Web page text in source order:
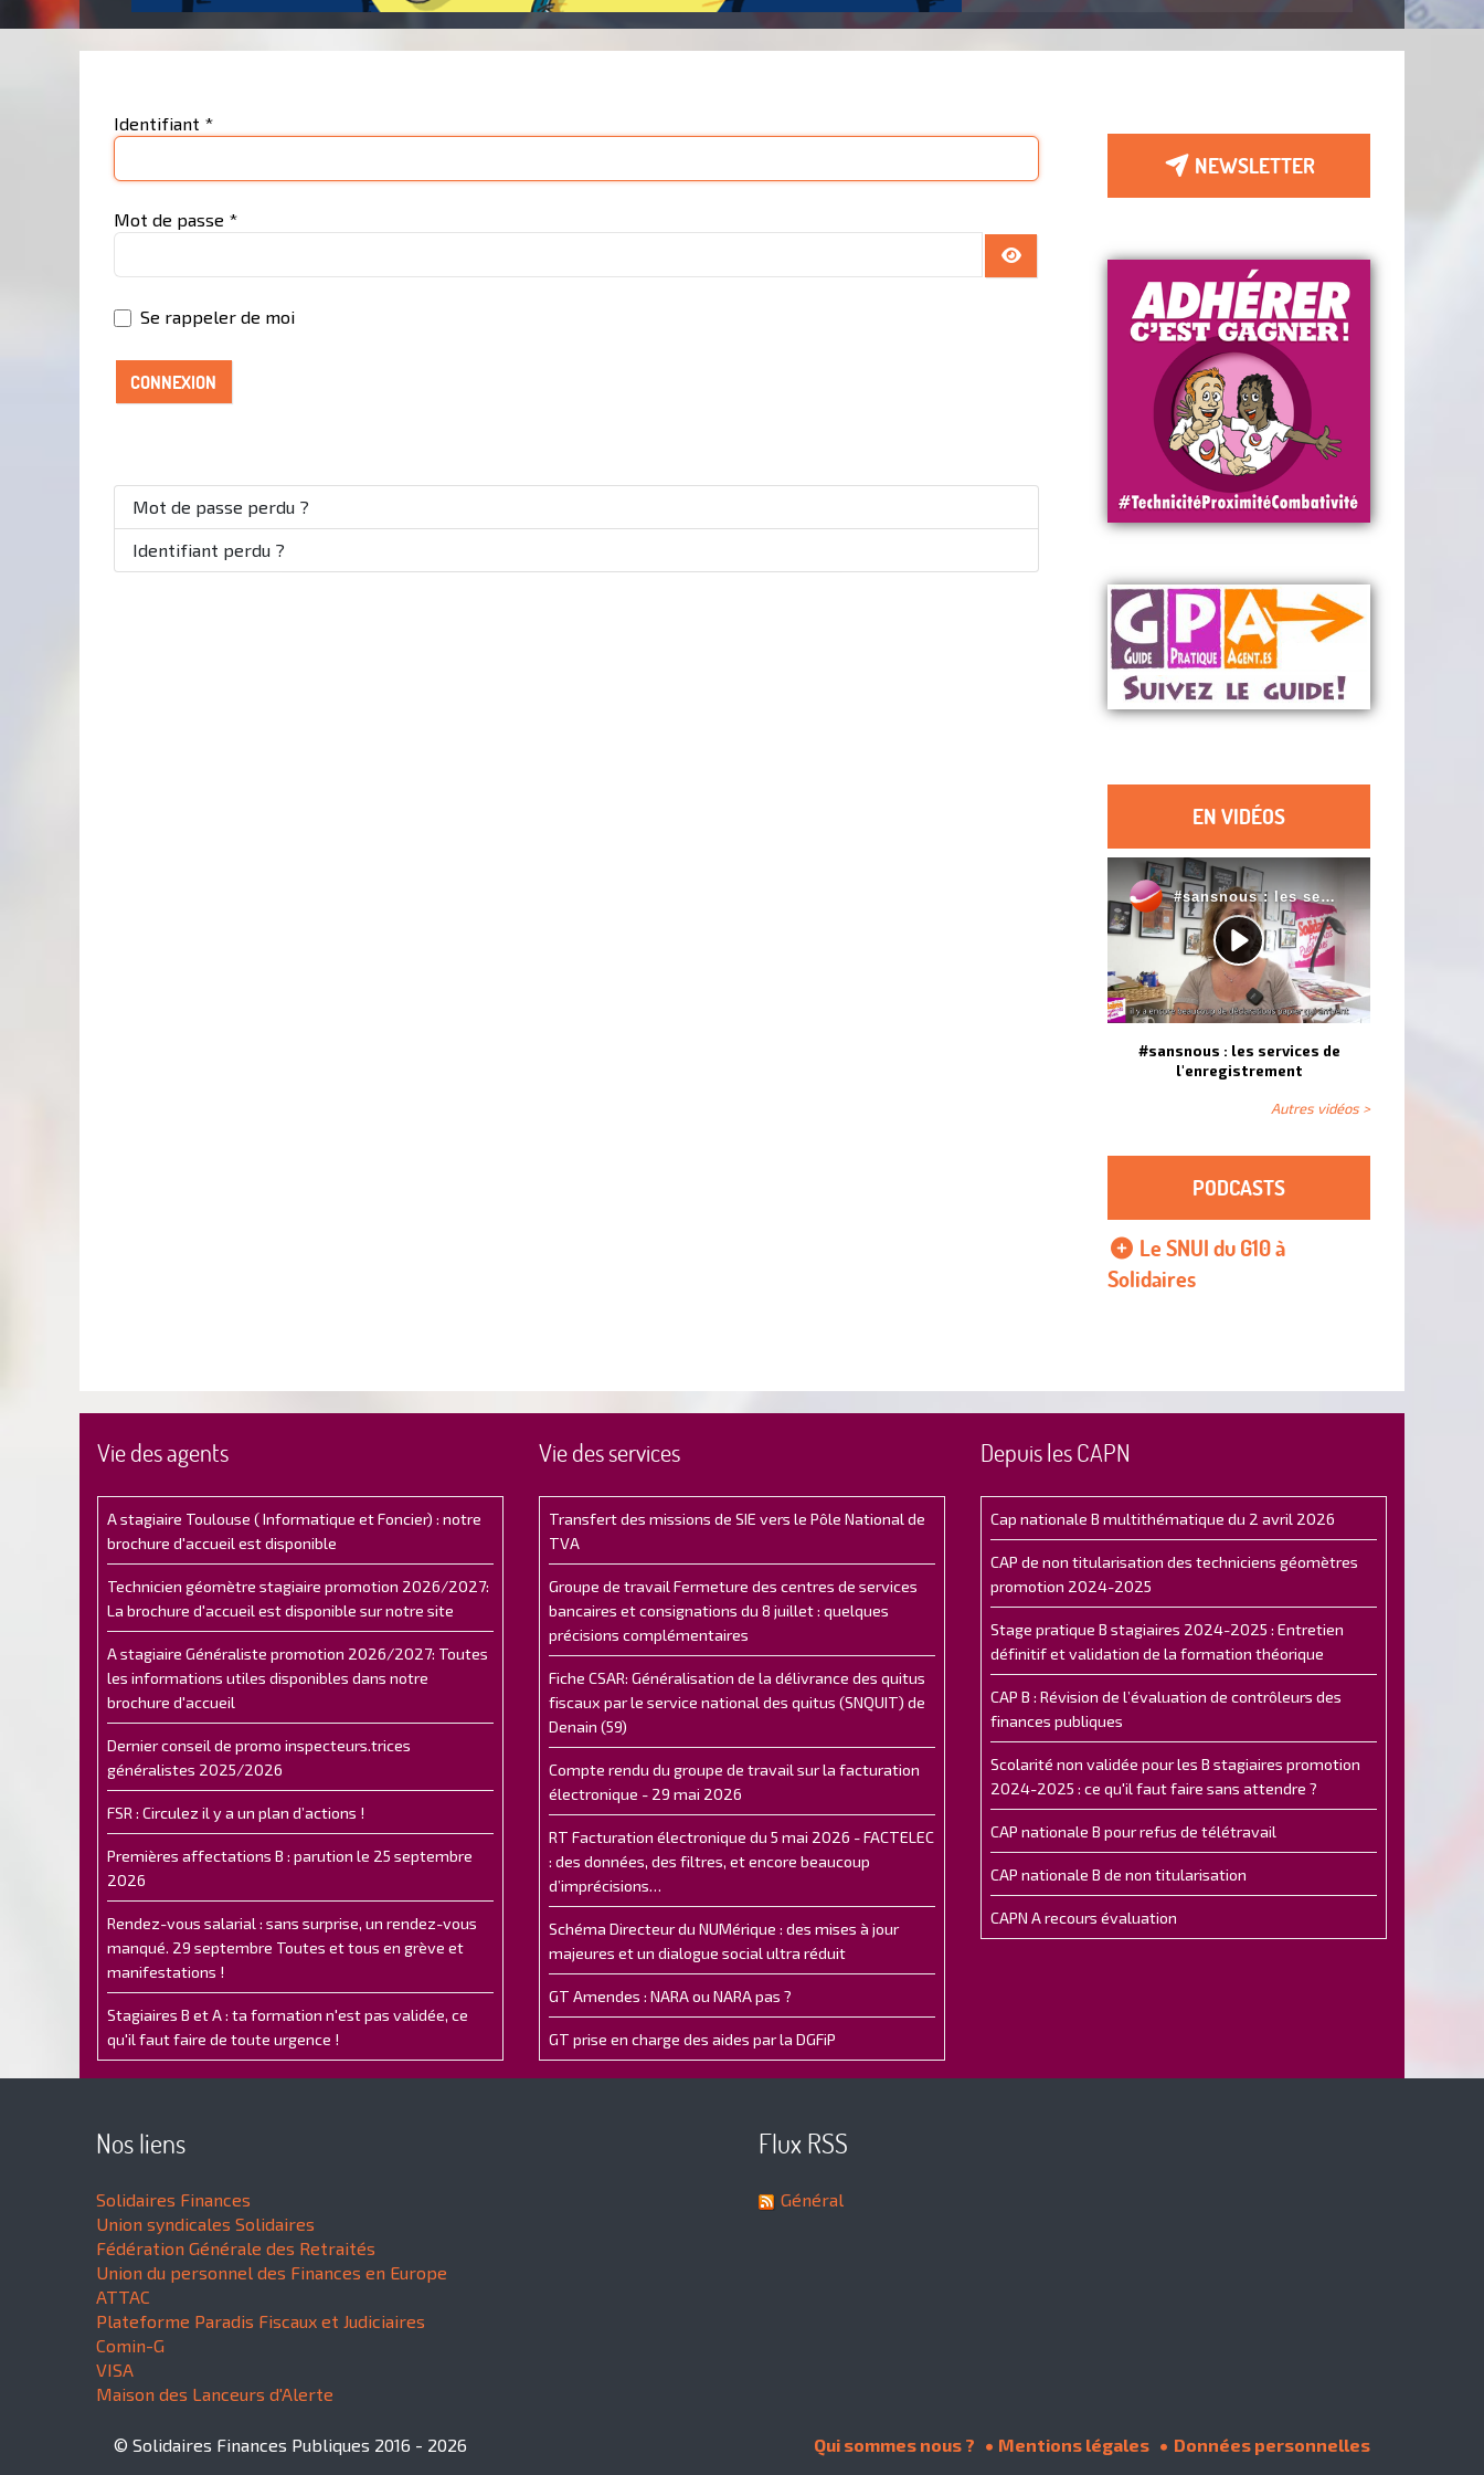
Identifiant *
Mot de passe *
AFFICHER LE MOT DE PASSE
Se rappeler de moi
CONNEXION
Mot de passe perdu ?
Identifiant perdu ?
NEWSLETTER
EN VIDÉOS
#sansnous : les services de
l'enregistrement
Autres vidéos >
PODCASTS
Le SNUI du G10 à
Solidaires
Vie des agents
A stagiaire Toulouse ( Informatique et Foncier) : notre
brochure d'accueil est disponible
Technicien géomètre stagiaire promotion 2026/2027:
La brochure d'accueil est disponible sur notre site
A stagiaire Généraliste promotion 2026/2027: Toutes
les informations utiles disponibles dans notre
brochure d'accueil
Dernier conseil de promo inspecteurs.trices
généralistes 2025/2026
FSR : Circulez il y a un plan d’actions !
Premières affectations B : parution le 25 septembre
2026
Rendez-vous salarial : sans surprise, un rendez-vous
manqué. 29 septembre Toutes et tous en grève et
manifestations !
Stagiaires B et A : ta formation n'est pas validée, ce
qu'il faut faire de toute urgence !
Vie des services
Transfert des missions de SIE vers le Pôle National de
TVA
Groupe de travail Fermeture des centres de services
bancaires et consignations du 8 juillet : quelques
précisions complémentaires
Fiche CSAR: Généralisation de la délivrance des quitus
fiscaux par le service national des quitus (SNQUIT) de
Denain (59)
Compte rendu du groupe de travail sur la facturation
électronique - 29 mai 2026
RT Facturation électronique du 5 mai 2026 - FACTELEC
: des données, des filtres, et encore beaucoup
d’imprécisions…
Schéma Directeur du NUMérique : des mises à jour
majeures et un dialogue social ultra réduit
GT Amendes : NARA ou NARA pas ?
GT prise en charge des aides par la DGFiP
Depuis les CAPN
Cap nationale B multithématique du 2 avril 2026
CAP de non titularisation des techniciens géomètres
promotion 2024-2025
Stage pratique B stagiaires 2024-2025 : Entretien
définitif et validation de la formation théorique
CAP B : Révision de l’évaluation de contrôleurs des
finances publiques
Scolarité non validée pour les B stagiaires promotion
2024-2025 : ce qu'il faut faire sans attendre ?
CAP nationale B pour refus de télétravail
CAP nationale B de non titularisation
CAPN A recours évaluation
Nos liens
Solidaires Finances
Union syndicales Solidaires
Fédération Générale des Retraités
Union du personnel des Finances en Europe
ATTAC
Plateforme Paradis Fiscaux et Judiciaires
Comin-G
VISA
Maison des Lanceurs d'Alerte
Flux RSS
Général
© Solidaires Finances Publiques 2016 - 2026 Qui sommes nous ? Mentions légales Données personnelles